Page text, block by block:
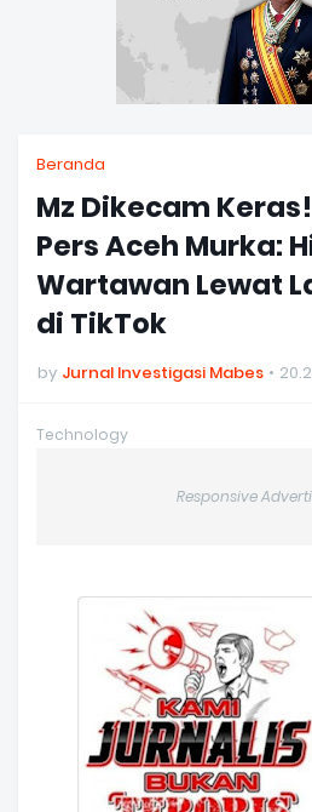
Beranda
Mz Dikecam
Pers Aceh Murka:
Wartawan Lewat
di TikTok
by Jurnal Investigasi Mabes
Technology
Responsive